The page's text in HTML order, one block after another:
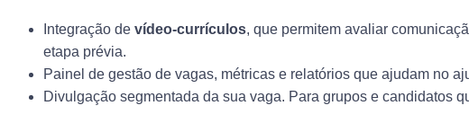
Integração de vídeo-currículos, que permitem avaliar
etapa prévia.
Painel de gestão de vagas, métricas e relatórios que ajudam no
Divulgação segmentada da sua vaga. Para grupos e candidatos